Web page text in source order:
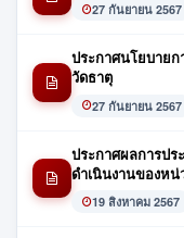
27 กันยายน 2567
ประกาศนโยบายก
วัดธาตุ
27 กันยายน 2567
ประกาศผลการป
ดำเนินงานของหน่
19 สิงหาคม 2567